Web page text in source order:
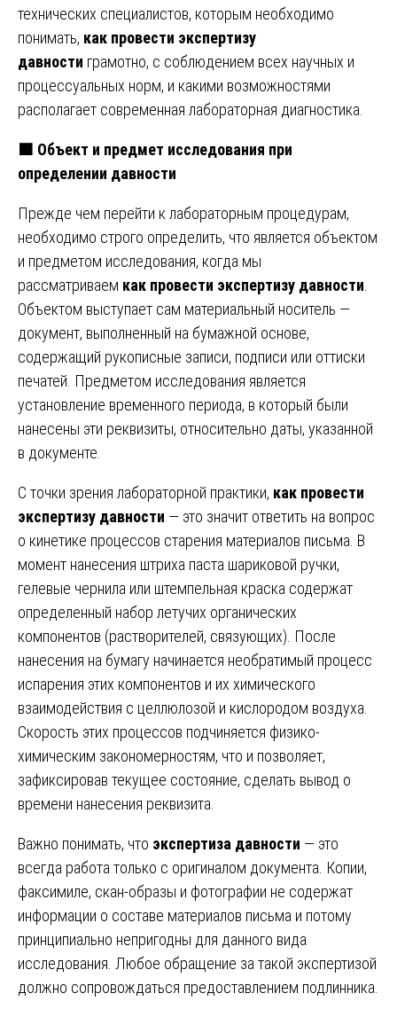
технических специалистов, которым необходимо
понимать, как провести экспертизу
давности грамотно, с соблюдением всех научных и
процессуальных норм, и какими возможностями
располагает современная лабораторная диагностика.
🟧 Объект и предмет исследования при
определении давности
Прежде чем перейти к лабораторным процедурам,
необходимо строго определить, что является объектом
и предметом исследования, когда мы
рассматриваем как провести экспертизу давности
Объектом выступает сам материальный носитель —
документ, выполненный на бумажной основе,
содержащий рукописные записи, подписи или оттиски
печатей. Предметом исследования является
установление временного периода, в который были
нанесены эти реквизиты, относительно даты, указанной
в документе.
С точки зрения лабораторной практики, как провести
экспертизу давности — это значит ответить на вопрос
о кинетике процессов старения материалов письма. В
момент нанесения штриха паста шариковой ручки,
гелевые чернила или штемпельная краска содержат
определенный набор летучих органических
компонентов (растворителей, связующих). После
нанесения на бумагу начинается необратимый процесс
испарения этих компонентов и их химического
взаимодействия с целлюлозой и кислородом воздуха.
Скорость этих процессов подчиняется физико-
химическим закономерностям, что и позволяет,
зафиксировав текущее состояние, сделать вывод о
времени нанесения реквизита.
Важно понимать, что экспертиза давности — это
всегда работа только с оригиналом документа. Копии,
факсимиле, скан-образы и фотографии не содержат
информации о составе материалов письма и потому
принципиально непригодны для данного вида
исследования. Любое обращение за такой экспертизой
должно сопровождаться предоставлением подлинника.